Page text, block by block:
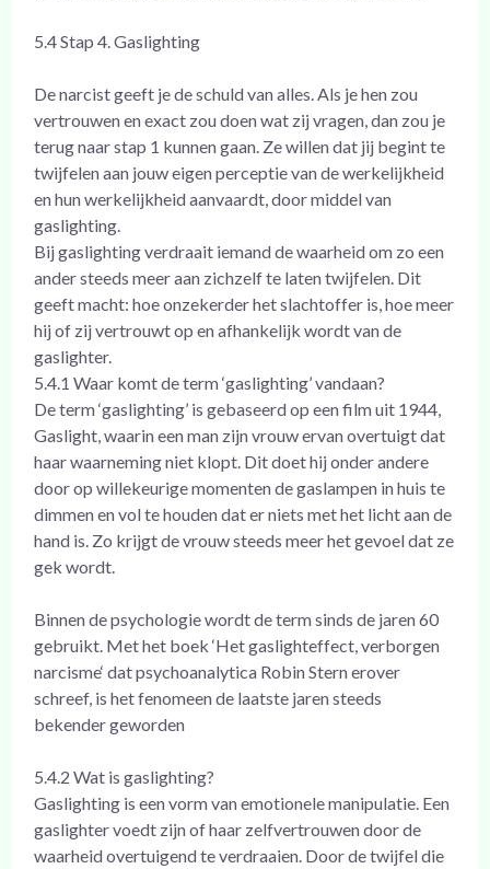
5.4 Stap 4. Gaslighting
De narcist geeft je de schuld van alles. Als je hen zou
vertrouwen en exact zou doen wat zij vragen, dan zou je
terug naar stap 1 kunnen gaan. Ze willen dat jij begint te
twijfelen aan jouw eigen perceptie van de werkelijkheid
en hun werkelijkheid aanvaardt, door middel van
gaslighting.
Bij gaslighting verdraait iemand de waarheid om zo een
ander steeds meer aan zichzelf te laten twijfelen. Dit
geeft macht: hoe onzekerder het slachtoffer is, hoe meer
hij of zij vertrouwt op en afhankelijk wordt van de
gaslighter.
5.4.1 Waar komt de term ‘gaslighting’ vandaan?
De term ‘gaslighting’ is gebaseerd op een film uit 1944,
Gaslight, waarin een man zijn vrouw ervan overtuigt dat
haar waarneming niet klopt. Dit doet hij onder andere
door op willekeurige momenten de gaslampen in huis te
dimmen en vol te houden dat er niets met het licht aan de
hand is. Zo krijgt de vrouw steeds meer het gevoel dat ze
gek wordt.
Binnen de psychologie wordt de term sinds de jaren 60
gebruikt. Met het boek ‘Het gaslighteffect, verborgen
narcisme‘ dat psychoanalytica Robin Stern erover
schreef, is het fenomeen de laatste jaren steeds
bekender geworden
5.4.2 Wat is gaslighting?
Gaslighting is een vorm van emotionele manipulatie. Een
gaslighter voedt zijn of haar zelfvertrouwen door de
waarheid overtuigend te verdraaien. Door de twijfel die